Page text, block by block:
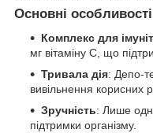
Основні
Комплекс для
мг вітаміну C, що
Тривала дія: Депо-
вивільнення корисних
Зручність: Лише
підтримки організму.